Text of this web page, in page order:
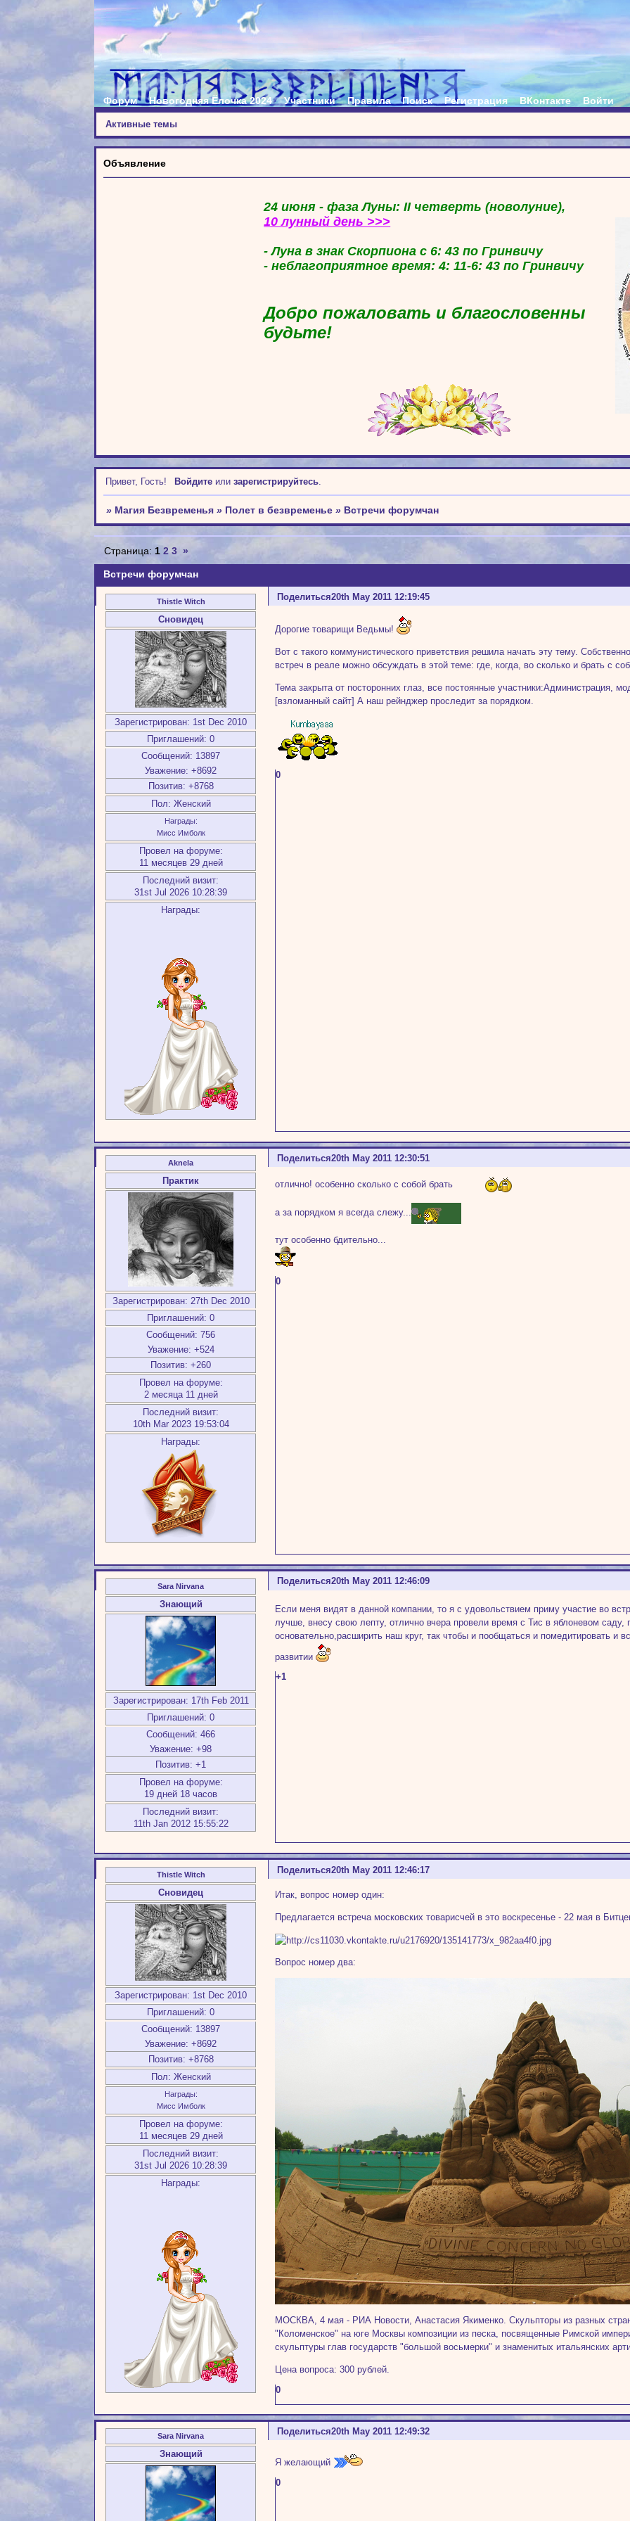
Форум Новогодняя Ёлочка 2024 Участники Правила Поиск Регистрация ВКонтакте Войти
Активные темы
Объявление
24 июня - фаза Луны: II четверть (новолуние),
10 лунный день >>>
- Луна в знак Скорпиона с 6: 43 по Гринвичу
- неблагоприятное время: 4: 11-6: 43 по Гринвичу
Добро пожаловать и благословенны
будьте!
Привет, Гость! Войдитеили зарегистрируйтесь.
» Магия Безвременья » Полет в безвременье » Встречи форумчан
Встречи форумчан
Страница: 1 2 3 »
Поделиться20th May 2011 12:19:45
Thistle Witch
Сновидец
Зарегистрирован: 1st Dec 2010
Приглашений: 0
Сообщений: 13897
Уважение: +8692
Позитив: +8768
Пол: Женский
Награды:
Мисс Имболк
Провел на форуме:
11 месяцев 29 дней
Последний визит:
31st Jul 2026 10:28:39
Награды:
Дорогие товарищи Ведьмы!
Вот с такого коммунистического приветствия решила начать эту тему.
встреч в реале можно обсуждать в этой теме: где, когда, во сколько и брать с
Тема закрыта от посторонних глаз, все постоянные участники:Администрация,
[взломанный сайт] А наш рейнджер проследит за порядком.
0
Поделиться20th May 2011 12:30:51
Aknela
Практик
Зарегистрирован: 27th Dec 2010
Приглашений: 0
Сообщений: 756
Уважение: +524
Позитив: +260
Провел на форуме:
2 месяца 11 дней
Последний визит:
10th Mar 2023 19:53:04
Награды:
отлично! особенно сколько с собой брать
а за порядком я всегда слежу...
тут особенно бдительно...
0
Поделиться20th May 2011 12:46:09
Sara Nirvana
Знающий
Зарегистрирован: 17th Feb 2011
Приглашений: 0
Сообщений: 466
Уважение: +98
Позитив: +1
Провел на форуме:
19 дней 18 часов
Последний визит:
11th Jan 2012 15:55:22
Если меня видят в данной компании, то я с удовольствием приму участие во
лучше, внесу свою лепту, отлично вчера провели время с Тис в яблоневом саду,
основательно,расширить наш круг, так чтобы и пообщаться и помедитировать и
развитии
+1
Поделиться20th May 2011 12:46:17
Thistle Witch
Сновидец
Зарегистрирован: 1st Dec 2010
Приглашений: 0
Сообщений: 13897
Уважение: +8692
Позитив: +8768
Пол: Женский
Награды:
Мисс Имболк
Провел на форуме:
11 месяцев 29 дней
Последний визит:
31st Jul 2026 10:28:39
Награды:
Итак, вопрос номер один:
Предлагается встреча московских товарисчей в это воскресенье - 22 мая в
Вопрос номер два:
МОСКВА, 4 мая - РИА Новости, Анастасия Якименко. Скульпторы из разных
"Коломенское" на юге Москвы композиции из песка, посвященные Римской
скульптуры глав государств "большой восьмерки" и знаменитых итальянских
Цена вопроса: 300 рублей.
0
Поделиться20th May 2011 12:49:32
Sara Nirvana
Знающий
Я желающий
0